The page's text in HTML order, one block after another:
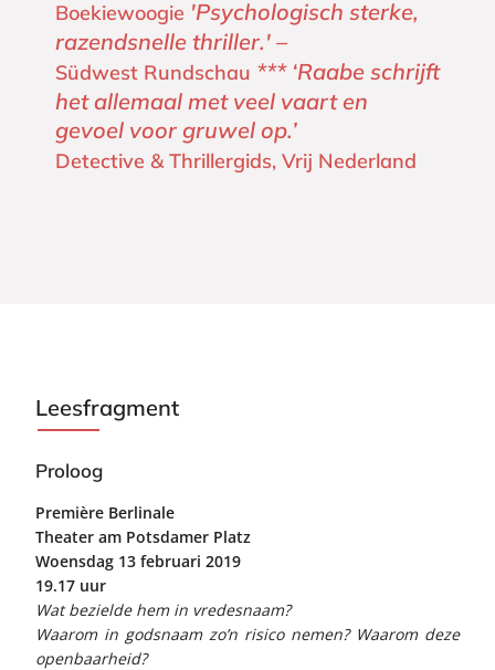
Boekiewoogie 'Psychologisch sterke,
razendsnelle thriller.' –
Südwest Rundschau *** ‘Raabe schrijft
het allemaal met veel vaart en
gevoel voor gruwel op.’
Detective & Thrillergids, Vrij Nederland
Leesfragment
Proloog
Première Berlinale
Theater am Potsdamer Platz
Woensdag 13 februari 2019
19.17 uur
Wat bezielde hem in vredesnaam?
Waarom in godsnaam zo’n risico nemen? Waarom deze
openbaarheid?